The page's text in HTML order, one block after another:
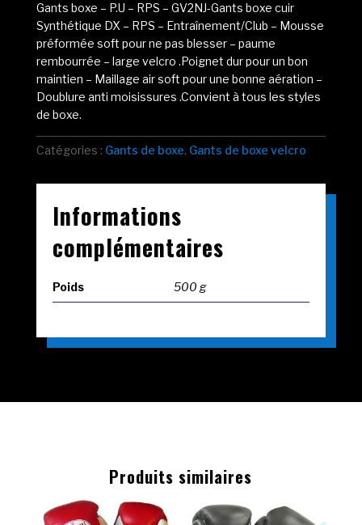
Gants boxe – P.U – RPS – GV2NJ-Gants boxe cuir
Synthétique DX – RPS – Entraînement/Club – Mousse
préformée soft pour ne pas blesser – paume
rembourrée – large velcro .Poignet dur pour un bon
maintien – Maillage air soft pour une bonne aération –
Doublure anti moisissures .Convient à tous les styles
de boxe.
Catégories : Gants de boxe, Gants de boxe velcro
Informations
complémentaires
Poids 500 g
Produits similaires